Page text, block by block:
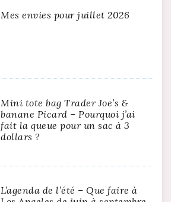
Mes envies pour juillet 2026
Mini tote bag Trader Joe’s &
banane Picard – Pourquoi j’ai
fait la queue pour un sac à 3
dollars ?
L’agenda de l’été – Que faire à